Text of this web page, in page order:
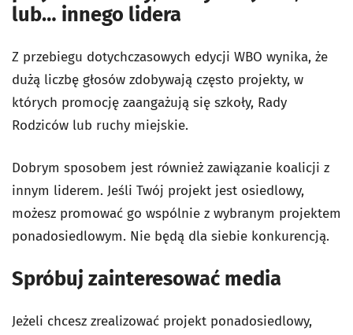
lub… innego lidera
Z przebiegu dotychczasowych edycji WBO wynika, że
dużą liczbę głosów zdobywają często projekty, w
których promocję zaangażują się szkoły, Rady
Rodziców lub ruchy miejskie.
Dobrym sposobem jest również zawiązanie koalicji z
innym liderem. Jeśli Twój projekt jest osiedlowy,
możesz promować go wspólnie z wybranym projektem
ponadosiedlowym. Nie będą dla siebie konkurencją.
Spróbuj zainteresować media
Jeżeli chcesz zrealizować projekt ponadosiedlowy,